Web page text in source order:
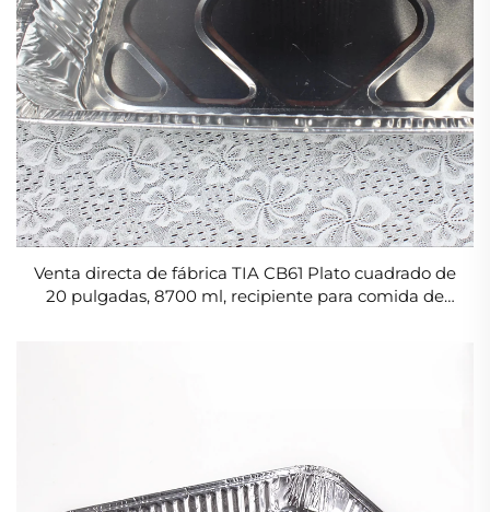
Venta directa de fábrica TIA CB61 Plato cuadrado de
20 pulgadas, 8700 ml, recipiente para comida de